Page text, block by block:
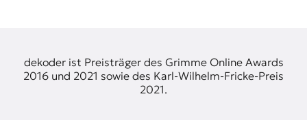
dekoder ist Preisträger des Grimme Online Awards
2016 und 2021 sowie des Karl-Wilhelm-Fricke-Preis
2021.